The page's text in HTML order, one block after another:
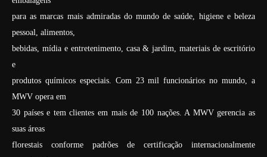
para as marcas mais admiradas do mundo de saúde, higiene e beleza
pessoal, alimentos,
bebidas, mídia e entretenimento, casa & jardim, materiais de escritório
e
produtos químicos especiais. Com 23 mil funcionários no mundo, a
MWV opera em
30 países e tem clientes em mais de 100 nações. A MWV gerencia as
suas áreas
florestais conforme padrões de certificação internacionalmente